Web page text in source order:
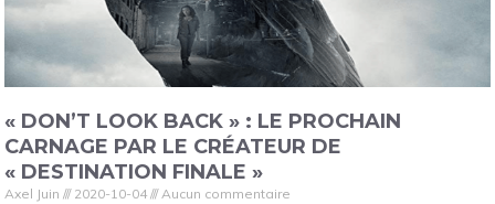
« DON’T LOOK BACK » : LE PROCHAIN
CARNAGE PAR LE CRÉATEUR DE
« DESTINATION FINALE »
Axel Juin 2020-10-04 Aucun commentaire